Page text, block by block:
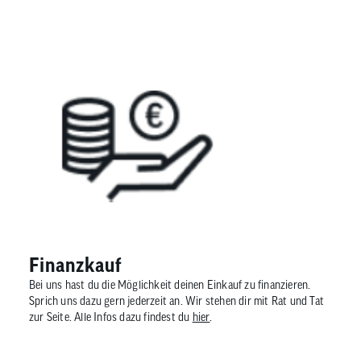
Finanzkauf​
Bei uns hast du die Möglichkeit deinen Einkauf zu finanzieren.
Sprich uns dazu gern jederzeit an. Wir stehen dir mit Rat und Tat
zur Seite. Alle Infos dazu findest du hier